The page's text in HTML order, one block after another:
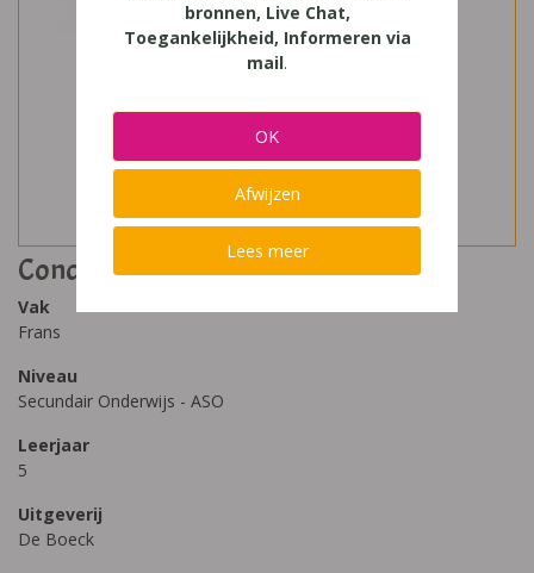
Concorde 5
Vak
Frans
Niveau
Secundair Onderwijs - ASO
Leerjaar
5
Uitgeverij
De Boeck
bronnen, Live Chat,
Toegankelijkheid, Informeren via
mail.
OK
Afwijzen
Lees meer